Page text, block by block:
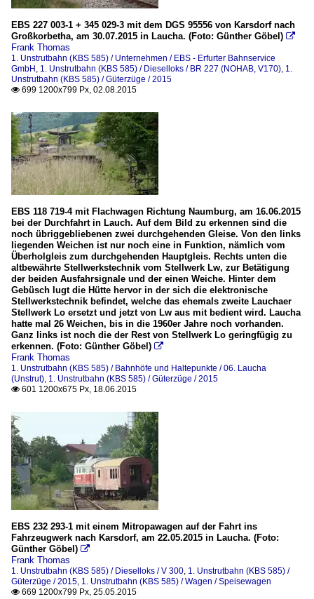
EBS 227 003-1 + 345 029-3 mit dem DGS 95556 von Karsdorf nach
Großkorbetha, am 30.07.2015 in Laucha. (Foto: Günther Göbel) 
Frank Thomas
1. Unstrutbahn (KBS 585) / Unternehmen / EBS - Erfurter Bahnservice
GmbH , 1. Unstrutbahn (KBS 585) / Dieselloks / BR 227 (NOHAB, V170), 1.
Unstrutbahn (KBS 585) / Güterzüge / 2015
 699 1200x799 Px, 02.08.2015
EBS 118 719-4 mit Flachwagen Richtung Naumburg, am 16.06.2015
bei der Durchfahrt in Lauch. Auf dem Bild zu erkennen sind die
noch übriggebliebenen zwei durchgehenden Gleise. Von den links
liegenden Weichen ist nur noch eine in Funktion, nämlich vom
Überholgleis zum durchgehenden Hauptgleis. Rechts unten die
altbewährte Stellwerkstechnik vom Stellwerk Lw, zur Betätigung
der beiden Ausfahrsignale und der einen Weiche. Hinter dem
Gebüsch lugt die Hütte hervor in der sich die elektronische
Stellwerkstechnik befindet, welche das ehemals zweite Lauchaer
Stellwerk Lo ersetzt und jetzt von Lw aus mit bedient wird. Laucha
hatte mal 26 Weichen, bis in die 1960er Jahre noch vorhanden.
Ganz links ist noch die der Rest von Stellwerk Lo geringfügig zu
erkennen. (Foto: Günther Göbel) 
Frank Thomas
1. Unstrutbahn (KBS 585) / Bahnhöfe und Haltepunkte / 06. Laucha
(Unstrut), 1. Unstrutbahn (KBS 585) / Güterzüge / 2015
 601 1200x675 Px, 18.06.2015
EBS 232 293-1 mit einem Mitropawagen auf der Fahrt ins
Fahrzeugwerk nach Karsdorf, am 22.05.2015 in Laucha. (Foto:
Günther Göbel) 
Frank Thomas
1. Unstrutbahn (KBS 585) / Dieselloks / V 300, 1. Unstrutbahn (KBS 585) /
Güterzüge / 2015, 1. Unstrutbahn (KBS 585) / Wagen / Speisewagen
 669 1200x799 Px, 25.05.2015